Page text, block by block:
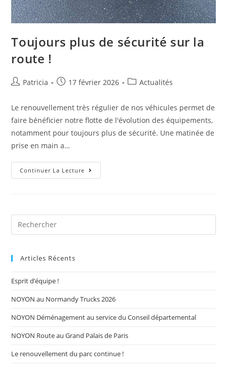
Toujours plus de sécurité sur la
route !
Patricia 17 février 2026 Actualités
Le renouvellement très régulier de nos véhicules permet de
faire bénéficier notre flotte de l'évolution des équipements,
notamment pour toujours plus de sécurité. Une matinée de
prise en main a…
Continuer La Lecture
Articles Récents
Esprit d’équipe !
NOYON au Normandy Trucks 2026
NOYON Déménagement au service du Conseil départemental
NOYON Route au Grand Palais de Paris
Le renouvellement du parc continue !